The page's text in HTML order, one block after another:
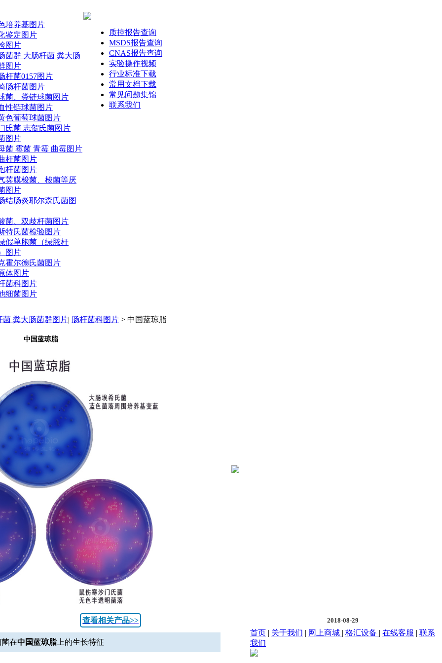
培养基图片
鉴定图片
图片
菌群 大肠杆菌 粪大肠
图片
杆菌0157图片
肠杆菌图片
菌、粪链球菌图片
性链球菌图片
色葡萄球菌图片
氏菌 志贺氏菌图片
图片
菌 霉菌 青霉 曲霉图片
杆菌图片
杆菌图片
荚膜梭菌、梭菌等厌
图片
结肠炎耶尔森氏菌图
菌、双歧杆菌图片
特氏菌检验图片
假单胞菌（绿脓杆
图片
霍尔德氏菌图片
体图片
菌科图片
细菌图片
质控报告查询
MSDS报告查询
CNAS报告查询
实验操作视频
行业标准下载
常用文档下载
常见问题集锦
联系我们
菌 粪大肠菌群图片| 肠杆菌科图片 > 中国蓝琼脂
中国蓝琼脂
查看相关产品>> 2018-08-29
在中国蓝琼脂 上的生长特征
首页 | 关于我们 | 网上商城 | 格汇设备 | 在线客服 | 联系
我们